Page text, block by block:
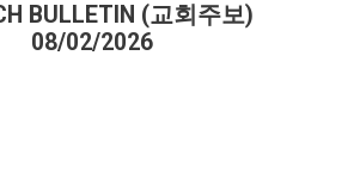
BULLETIN (교회주보)
08/02/2026